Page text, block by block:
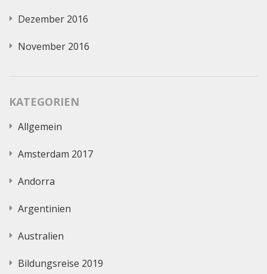
Dezember 2016
November 2016
KATEGORIEN
Allgemein
Amsterdam 2017
Andorra
Argentinien
Australien
Bildungsreise 2019